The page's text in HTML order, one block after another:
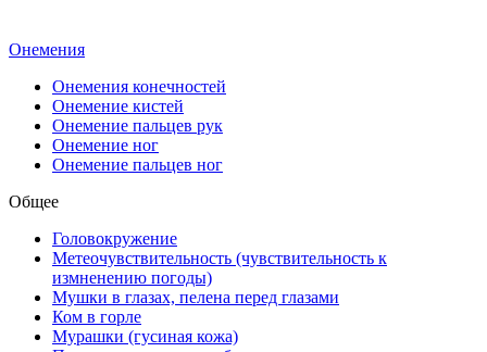
Онемения
Онемения конечностей
Онемение кистей
Онемение пальцев рук
Онемение ног
Онемение пальцев ног
Общее
Головокружение
Метеочувствительность (чувствительность к
измненению погоды)
Мушки в глазах, пелена перед глазами
Ком в горле
Мурашки (гусиная кожа)